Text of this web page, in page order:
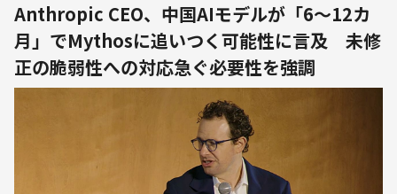
Anthropic CEO、中国AIモデルが「6〜12カ
月」でMythosに追いつく可能性に言及 未修
正の脆弱性への対応急ぐ必要性を強調